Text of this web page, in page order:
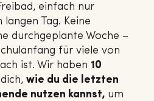
einfach nur
Tag. Keine
durchgeplante Woche –
für viele von
ist. Wir haben 10
wie du die letzten
nutzen kannst, um